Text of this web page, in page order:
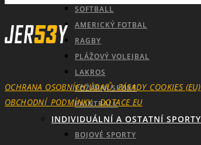
SOFTBALL
AMERICKÝ FOTBAL
RAGBY
PLÁŽOVÝ VOLEJBAL
LAKROS
POŽÁRNÍ SPORT
PAINTBALL
INDIVIDUÁLNÍ A OSTATNÍ SPORTY
BOJOVÉ SPORTY
OCHRANA OSOBNÍCH ÚDAJŮZÁSADY_COOKIES (EU)
OBCHODNÍ_PODMÍNKYDOTACE EU